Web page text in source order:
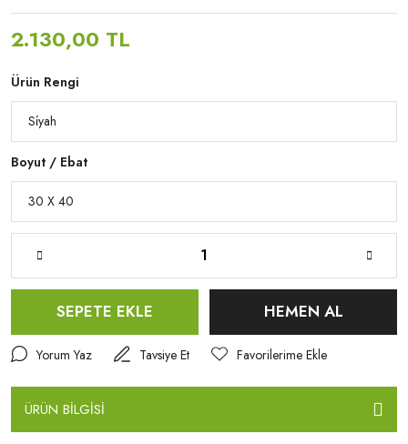
2.130,00 TL
Ürün Rengi
Boyut / Ebat
SEPETE EKLE HEMEN AL
Yorum Yaz Tavsiye Et
ÜRÜN BİLGİSİ